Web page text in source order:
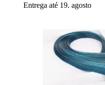
Entrega até 19. agosto